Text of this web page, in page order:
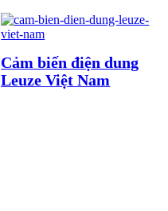
Cảm biến điện dung
Leuze Việt Nam